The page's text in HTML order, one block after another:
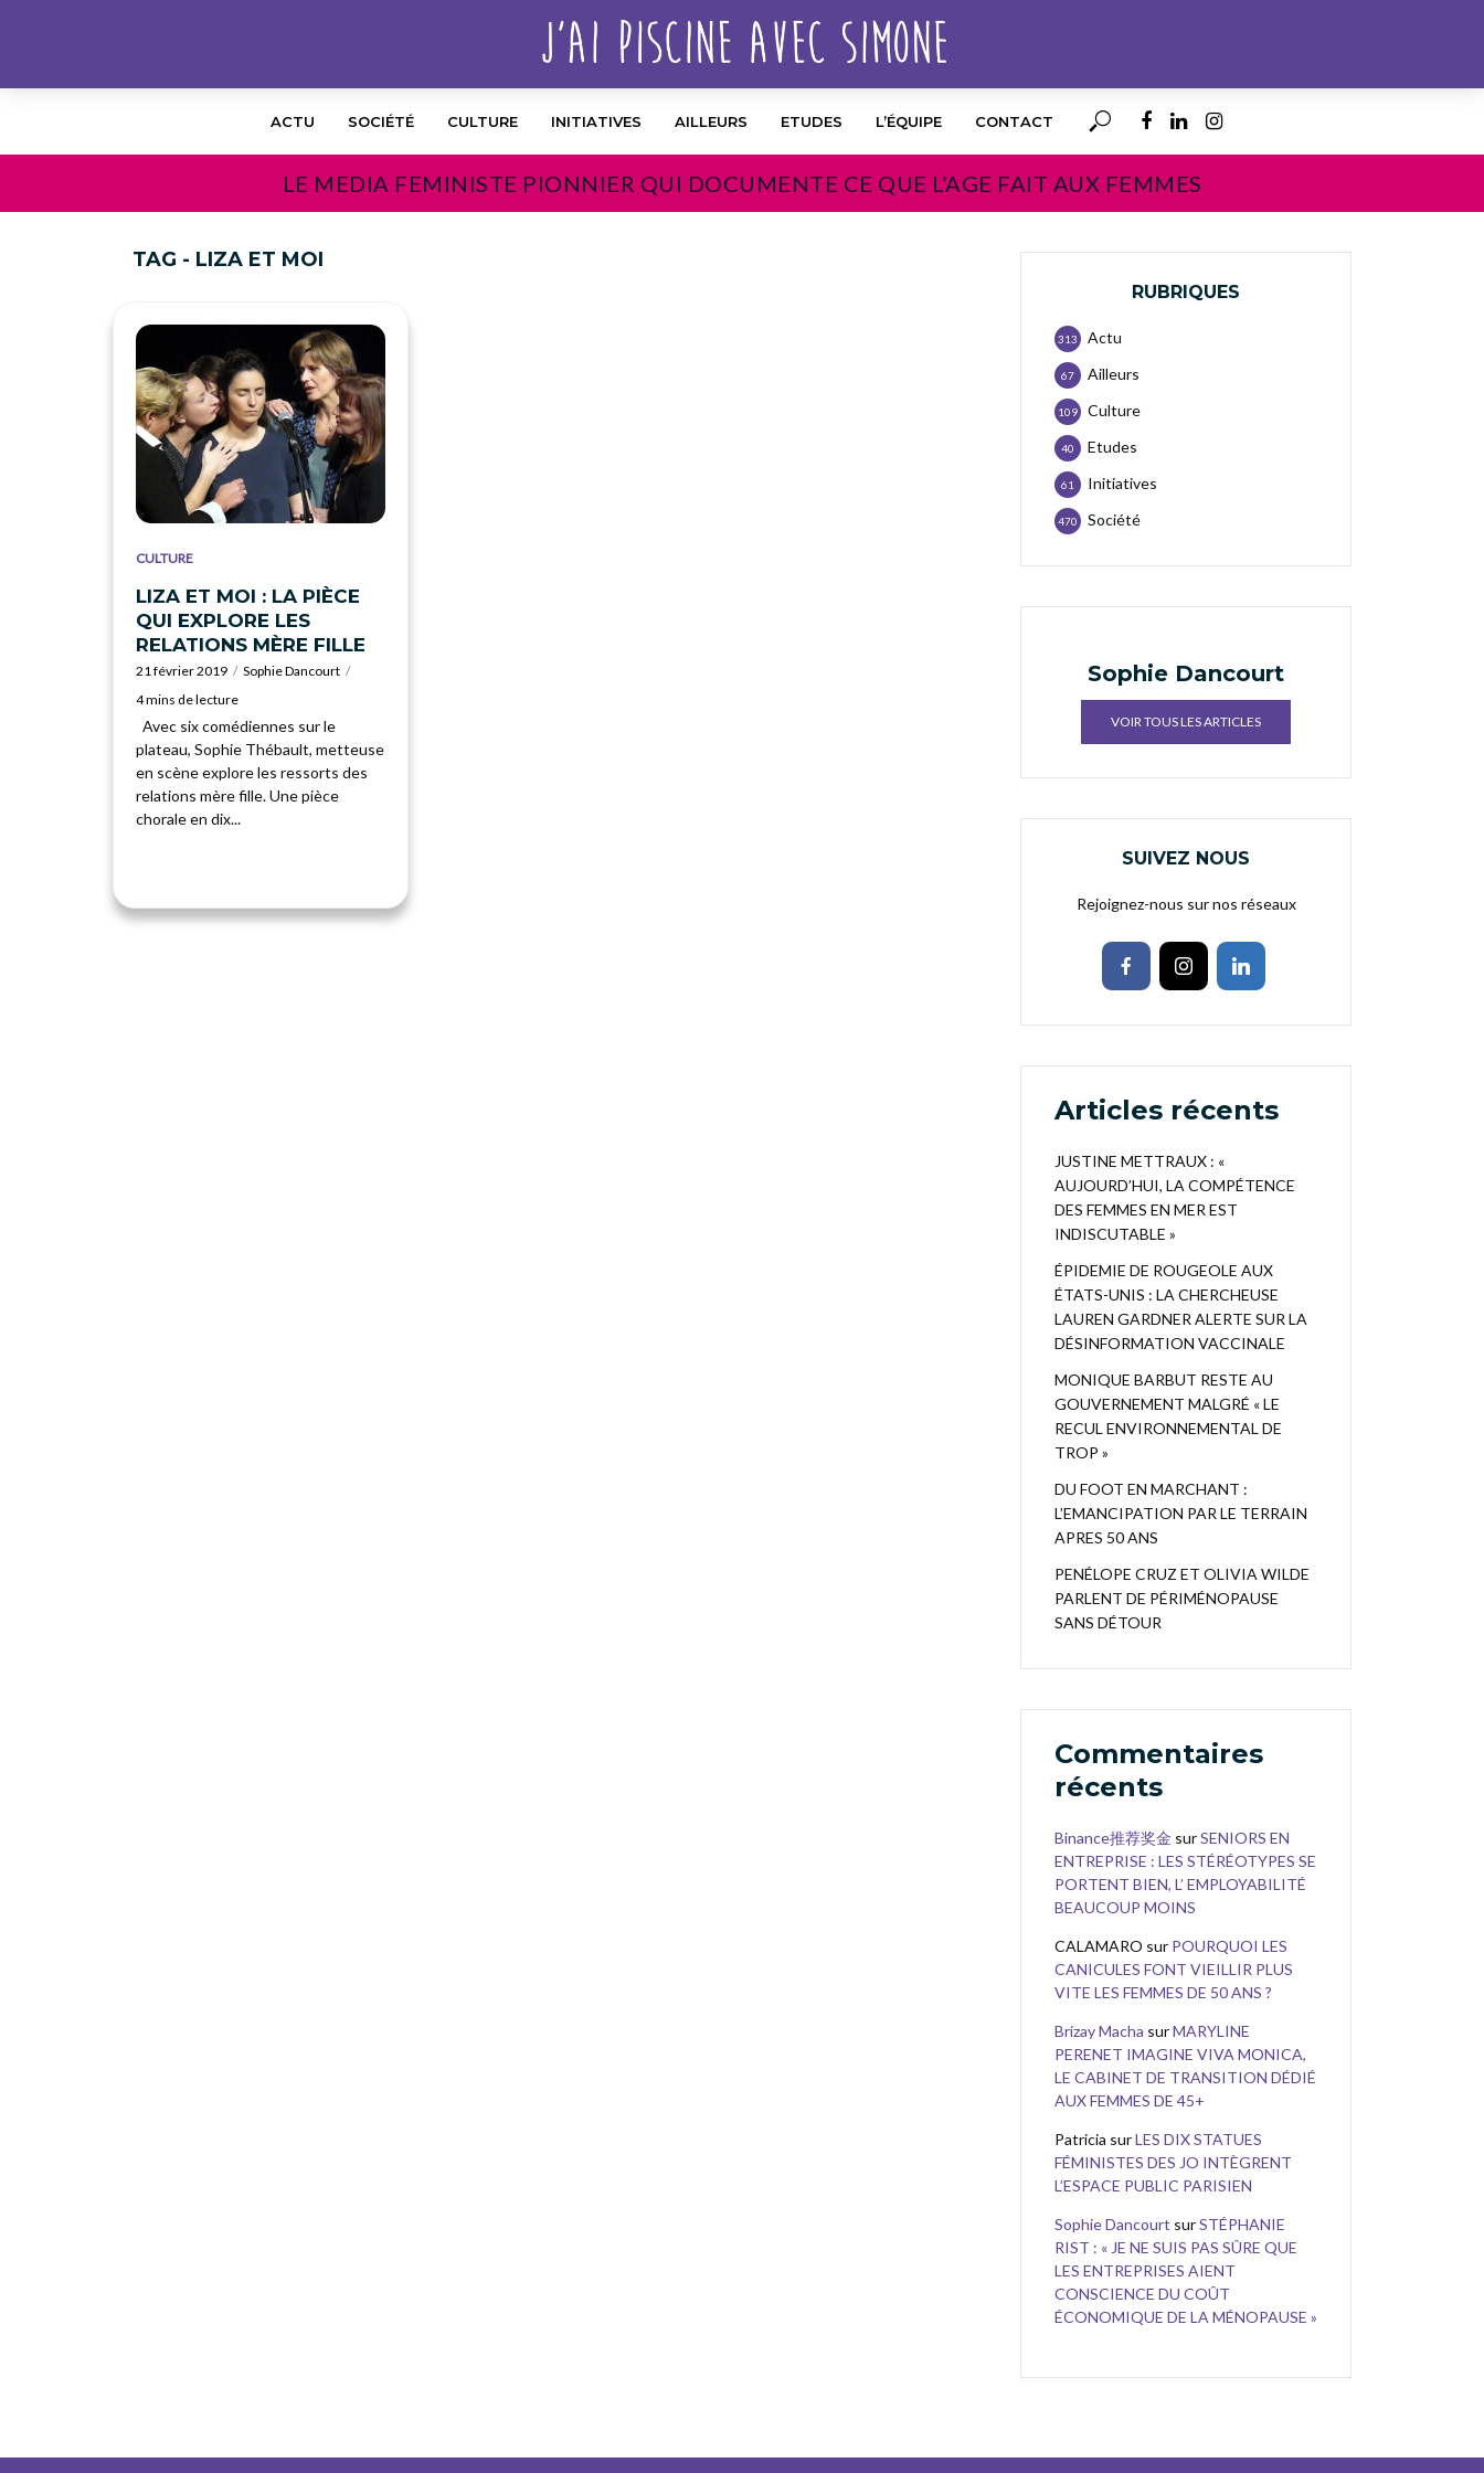
ACTU SOCIÉTÉ CULTURE INITIATIVES AILLEURS ETUDES L’ÉQUIPE CONTACT
LE MEDIA FEMINISTE PIONNIER QUI DOCUMENTE CE QUE L’AGE FAIT AUX FEMMES
TAG - LIZA ET MOI
CULTURE
LIZA ET MOI : LA PIÈCE
QUI EXPLORE LES
RELATIONS MÈRE FILLE
21 février 2019
Sophie Dancourt
4 mins de lecture
Avec six comédiennes sur le
plateau, Sophie Thébault, metteuse
en scène explore les ressorts des
relations mère fille. Une pièce
chorale en dix...
RUBRIQUES
Actu
313
Ailleurs
67
Culture
109
Etudes
40
Initiatives
61
Société
470
Sophie Dancourt
VOIR TOUS LES ARTICLES
SUIVEZ NOUS
Rejoignez-nous sur nos réseaux
Articles récents
JUSTINE METTRAUX : «
AUJOURD’HUI, LA COMPÉTENCE
DES FEMMES EN MER EST
INDISCUTABLE »
ÉPIDEMIE DE ROUGEOLE AUX
ÉTATS-UNIS : LA CHERCHEUSE
LAUREN GARDNER ALERTE SUR LA
DÉSINFORMATION VACCINALE
MONIQUE BARBUT RESTE AU
GOUVERNEMENT MALGRÉ « LE
RECUL ENVIRONNEMENTAL DE
TROP »
DU FOOT EN MARCHANT :
L’EMANCIPATION PAR LE TERRAIN
APRES 50 ANS
PENÉLOPE CRUZ ET OLIVIA WILDE
PARLENT DE PÉRIMÉNOPAUSE
SANS DÉTOUR
Commentaires
récents
Binance推荐奖金 surSENIORS EN
ENTREPRISE : LES STÉRÉOTYPES SE
PORTENT BIEN, L’ EMPLOYABILITÉ
BEAUCOUP MOINS
CALAMARO sur POURQUOI LES
CANICULES FONT VIEILLIR PLUS
VITE LES FEMMES DE 50 ANS ?
Brizay Macha surMARYLINE
PERENET IMAGINE VIVA MONICA,
LE CABINET DE TRANSITION DÉDIÉ
AUX FEMMES DE 45+
Patricia surLES DIX STATUES
FÉMINISTES DES JO INTÈGRENT
L’ESPACE PUBLIC PARISIEN
Sophie Dancourt surSTÉPHANIE
RIST : « JE NE SUIS PAS SÛRE QUE
LES ENTREPRISES AIENT
CONSCIENCE DU COÛT
ÉCONOMIQUE DE LA MÉNOPAUSE »